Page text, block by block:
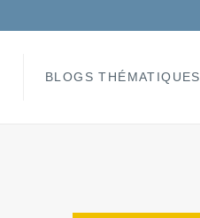
BLOGS THÉMATIQUES